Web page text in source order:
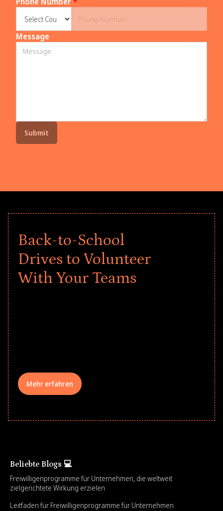
Message
Back-to-School
Drives to Volunteer
With Your Teams
Mehr erfahren
Beliebte Blogs 💻
Freiwilligenprogramme für Unternehmen, die weltweit
zielgerichtete Wirkung erzielen
Leitfaden für Freiwilligenprogramme für Unternehmen